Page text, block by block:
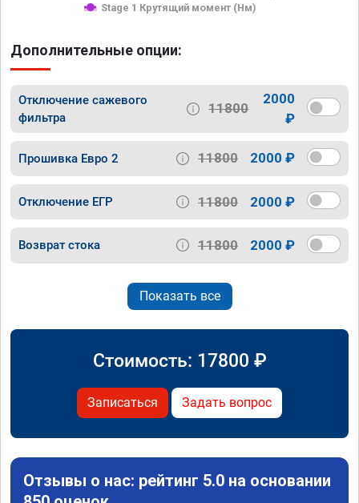
Stage 1 Крутящий момент (Нм)
Дополнительные опции:
Отключение сажевого
фильтра
11800
2000
₽
Прошивка Евро 2 11800 2000 ₽
Отключение ЕГР 11800 2000 ₽
Возврат стока 11800 2000 ₽
Показать все
Стоимость: 17800 ₽
Записаться Задать вопрос
Отзывы о нас: рейтинг 5.0 на основании